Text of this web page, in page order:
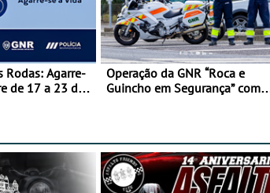
Rodas: Agarre-
de 17 a 23 de
Operação da GNR “Roca e
Guincho em Segurança” com